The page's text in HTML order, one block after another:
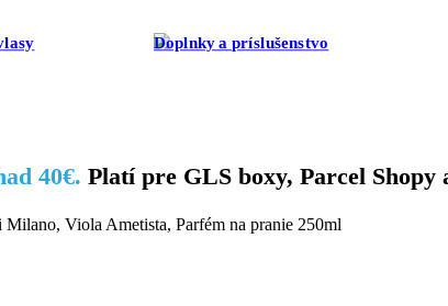
Doplnky a príslušenstvo
40€.Platí pre GLS boxy, Parcel Shopy
Viola Ametista, Parfém na pranie 250ml